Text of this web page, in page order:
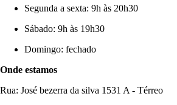
Segunda a sexta: 9h às 20h30
Sábado: 9h às 19h30
Domingo: fechado
Onde estamos
Rua: José bezerra da silva 1531 A - Térreo